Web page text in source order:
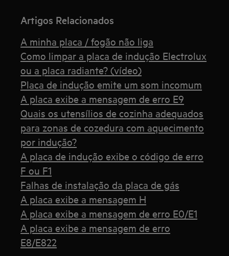
Artigos Relacionados
A minha placa / fogão não liga
Como limpar a placa de indução Electrolux
ou a placa radiante? (vídeo)
Placa de indução emite um som incomum
A placa exibe a mensagem de erro E9
Quais os utensílios de cozinha adequados
para zonas de cozedura com aquecimento
por indução?
A placa de indução exibe o código de erro
F ou F1
Falhas de instalação da placa de gás
A placa exibe a mensagem H
A placa exibe a mensagem de erro E0/E1
A placa exibe a mensagem de erro
E8/E822